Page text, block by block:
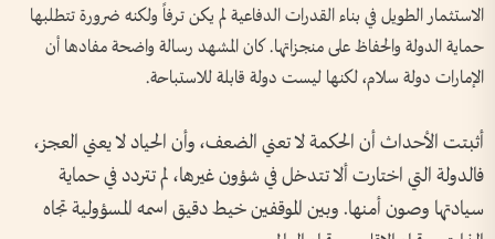
الاستثمار الطويل في بناء القدرات الدفاعية لم يكن ترفاً ولكنه ضرورة تتطلبها
حماية الدولة والحفاظ على منجزاتها. كان المشهد رسالة واضحة مفادها أن
الإمارات دولة سلام، لكنها ليست دولة قابلة للاستباحة.
أثبتت الأحداث أن الحكمة لا تعني الضعف، وأن الحياد لا يعني العجز،
فالدولة التي اختارت ألا تتدخل في شؤون غيرها، لم تتردد في حماية
سيادتها وصون أمنها. وبين الموقفين خيط دقيق اسمه المسؤولية تجاه